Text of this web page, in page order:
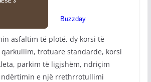
asfaltim të plotë, dy korsi të
trotuare standarde, korsi
parkim të ligjshëm, ndriçim
ndërtimin e një rrethrrotullimi